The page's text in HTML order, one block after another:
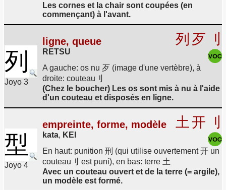
Les cornes et la chair sont coupées (en
commençant) à l'avant.
列
Joyo 3
ligne, queue
RETSU
列 歹 刂
A gauche: os nu 歹 (image d'une vertèbre), à
droite: couteau刂
(Chez le boucher) Les os sont mis à nu à l'aide
d'un couteau et disposés en ligne.
型
Joyo 4
empreinte, forme, modèle
kata, KEI
土 开 刂
En haut: punition 刑 (qui utilise ouvertement 开 un
couteau刂 est puni), en bas: terre 土
Avec un couteau ouvert et de la terre (= argile),
un modèle est formé.